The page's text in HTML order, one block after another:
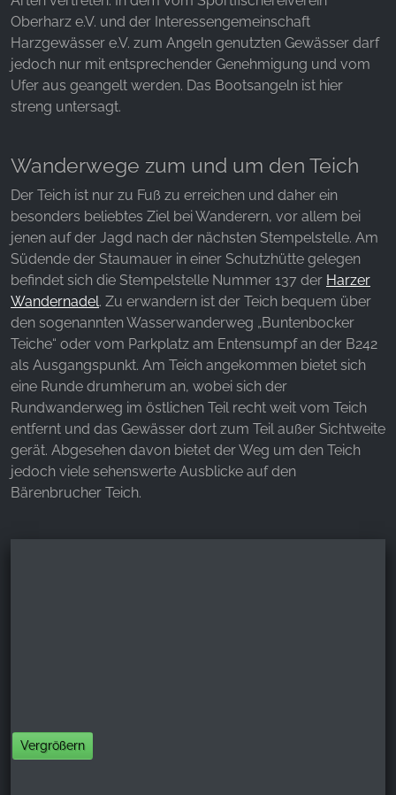
Oberharz e.V. und der Interessengemeinschaft
Harzgewässer e.V. zum Angeln genutzten Gewässer darf
jedoch nur mit entsprechender Genehmigung und vom
Ufer aus geangelt werden. Das Bootsangeln ist hier
streng untersagt.
Wanderwege zum und um den Teich
Der Teich ist nur zu Fuß zu erreichen und daher ein
besonders beliebtes Ziel bei Wanderern, vor allem bei
jenen auf der Jagd nach der nächsten Stempelstelle. Am
Südende der Staumauer in einer Schutzhütte gelegen
befindet sich die Stempelstelle Nummer 137 der Harzer
Wandernadel. Zu erwandern ist der Teich bequem über
den sogenannten Wasserwanderweg „Buntenbocker
Teiche“ oder vom Parkplatz am Entensumpf an der B242
als Ausgangspunkt. Am Teich angekommen bietet sich
eine Runde drumherum an, wobei sich der
Rundwanderweg im östlichen Teil recht weit vom Teich
entfernt und das Gewässer dort zum Teil außer Sichtweite
gerät. Abgesehen davon bietet der Weg um den Teich
jedoch viele sehenswerte Ausblicke auf den
Bärenbrucher Teich.
Vergrößern